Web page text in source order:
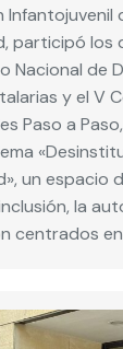
participó los
Nacional de
y el V
Paso a
un espacio
la
centrados